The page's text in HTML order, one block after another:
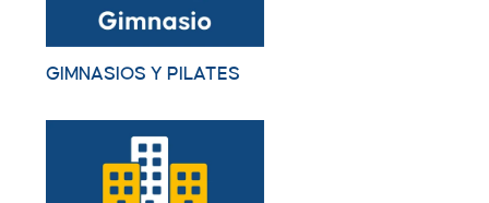
GIMNASIOS Y PILATES